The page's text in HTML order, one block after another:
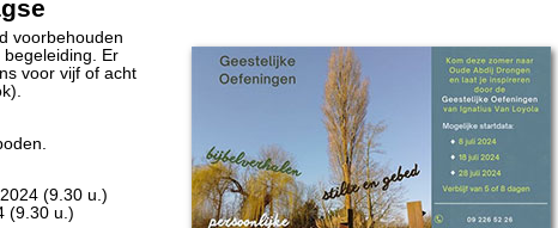
voorbehouden
Er
voor vijf of acht
(9.30 u.)
(9.30 u.)